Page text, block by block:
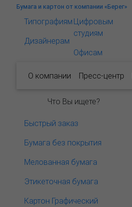
Бумага и картон от компании «Берег»
Типографиям
Дизайнерам
Цифровым
студиям
Офисам
О компании Пресс-центр
Что Вы ищете?
Быстрый заказ
Бумага без покрытия
Мелованная бумага
Этикеточная бумага
Картон Графический